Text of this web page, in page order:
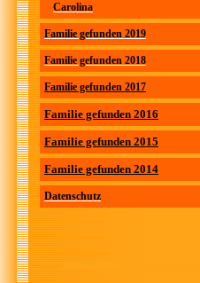
Carolina
Familie gefunden 2019
Familie gefunden 2018
Familie gefunden 2017
Familie gefunden 2016
Familie gefunden 2015
Familie gefunden 2014
Datenschutz